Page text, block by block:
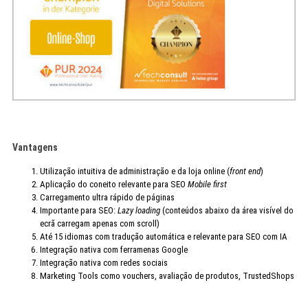
Vantagens
Utilização intuitiva de administração e da loja online (front end)
Aplicação do coneito relevante para SEO Mobile first
Carregamento ultra rápido de páginas
Importante para SEO: Lazy loading(conteúdos abaixo da área visível do
ecrã carregam apenas com scroll)
Até 15 idiomas com tradução automática e relevante para SEO com IA
Integração nativa com ferramenas Google
Integração nativa com redes sociais
Marketing Tools como vouchers, avaliação de produtos, TrustedShops